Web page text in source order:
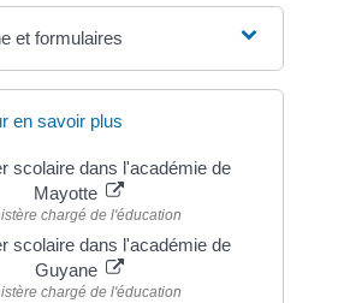
et formulaires
en savoir plus
scolaire dans l'académie de
Mayotte
chargé de l'éducation
scolaire dans l'académie de
Guyane
chargé de l'éducation